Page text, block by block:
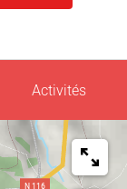
Activités